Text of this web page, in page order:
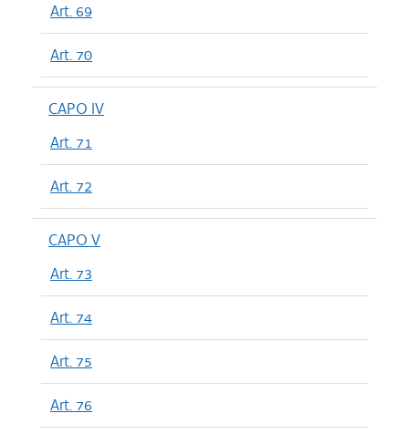
Art. 69
Art. 70
CAPO IV
Art. 71
Art. 72
CAPO V
Art. 73
Art. 74
Art. 75
Art. 76